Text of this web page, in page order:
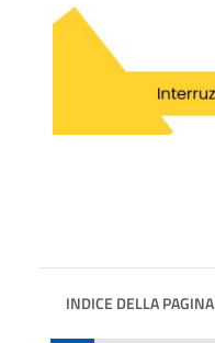
INDICE DELLA PAGINA